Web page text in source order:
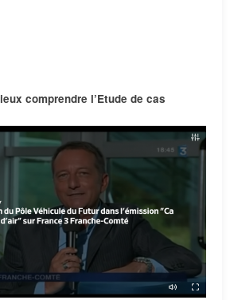
comprendre l’Etude de cas